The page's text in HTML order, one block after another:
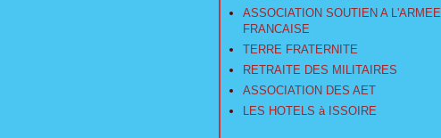
ASSOCIATION SOUTIEN A L'ARMEE
FRANCAISE
TERRE FRATERNITE
RETRAITE DES MILITAIRES
ASSOCIATION DES AET
LES HOTELS à ISSOIRE